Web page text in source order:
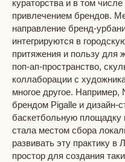
кураторства и в том
привлечением брендов.
направление бренд-
интегрируются в
притяжения и пользу для
поп‑ап‑пространство,
коллаборации с
многое другое.
брендом Pigalle и дизайн-
баскетбольную площадку
стала местом сбора
развивать эту практику
простор для создания